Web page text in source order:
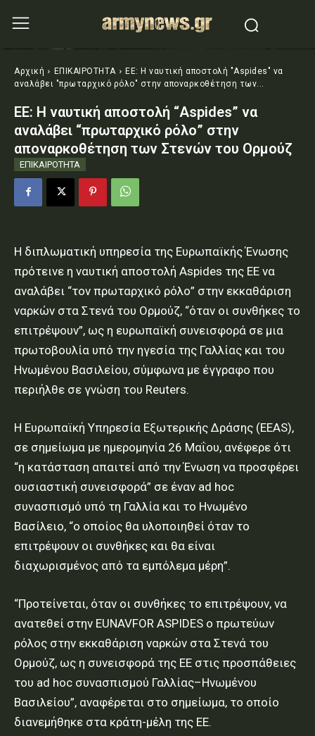
Αρχική ΕΠΙΚΑΙΡΟΤΗΤΑ
ΕΕ: Η ναυτική αποστολή "Aspides" να
αναλάβει "πρωταρχικό ρόλο" στην αποναρκοθέτηση των...
ΕΕ: Η ναυτική αποστολή “Aspides” να
αναλάβει “πρωταρχικό ρόλο” στην
αποναρκοθέτηση των Στενών του Ορμούζ
ΕΠΙΚΑΙΡΟΤΗΤΑ
Η διπλωματική υπηρεσία της Ευρωπαϊκής Ένωσης
πρότεινε η ναυτική αποστολή Aspides της ΕΕ να
αναλάβει “τον πρωταρχικό ρόλο” στην εκκαθάριση
ναρκών στα Στενά του Ορμούζ, “όταν οι συνθήκες το
επιτρέψουν”, ως η ευρωπαϊκή συνεισφορά σε μια
πρωτοβουλία υπό την ηγεσία της Γαλλίας και του
Ηνωμένου Βασιλείου, σύμφωνα με έγγραφο που
περιήλθε σε γνώση του Reuters.
Η Ευρωπαϊκή Υπηρεσία Εξωτερικής Δράσης (EEAS),
σε σημείωμα με ημερομηνία 26 Μαΐου, ανέφερε ότι
“η κατάσταση απαιτεί από την Ένωση να προσφέρει
ουσιαστική συνεισφορά” σε έναν ad hoc
συνασπισμό υπό τη Γαλλία και το Ηνωμένο
Βασίλειο, “ο οποίος θα υλοποιηθεί όταν το
επιτρέψουν οι συνθήκες και θα είναι
διαχωρισμένος από τα εμπόλεμα μέρη”.
“Προτείνεται, όταν οι συνθήκες το επιτρέψουν, να
ανατεθεί στην EUNAVFOR ASPIDES ο πρωτεύων
ρόλος στην εκκαθάριση ναρκών στα Στενά του
Ορμούζ, ως η συνεισφορά της ΕΕ στις προσπάθειες
του ad hoc συνασπισμού Γαλλίας–Ηνωμένου
Βασιλείου”, αναφέρεται στο σημείωμα, το οποίο
διανεμήθηκε στα κράτη-μέλη της ΕΕ.